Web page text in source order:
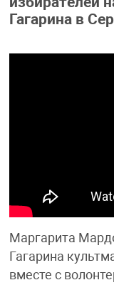
Гагарина в
Маргарита
Гагарина
вместе с